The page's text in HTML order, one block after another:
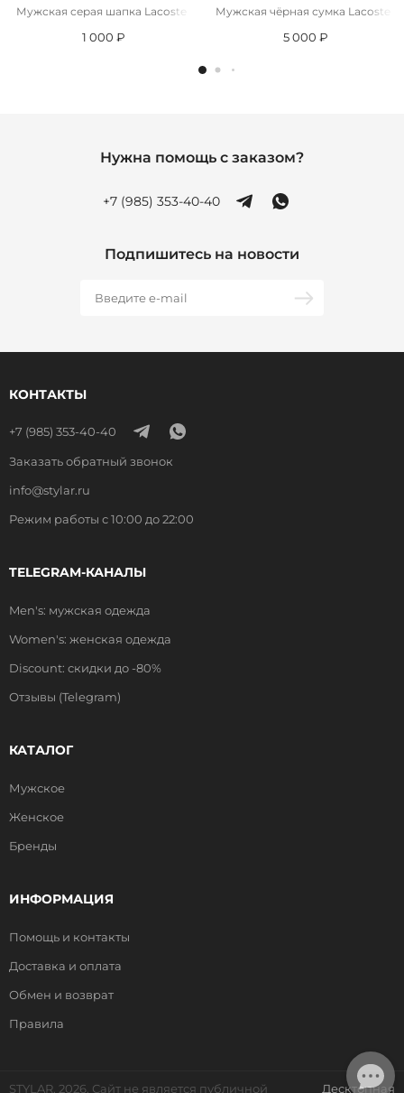
Мужская серая шапка Lacoste
1 000 ₽
Мужская чёрная сумка Lacoste
5 000 ₽
Нужна помощь с заказом?
+7 (985) 353-40-40
Подпишитесь на новости
КОНТАКТЫ
+7 (985) 353-40-40
Заказать обратный звонок
info@stylar.ru
Режим работы с 10:00 до 22:00
TELEGRAM-КАНАЛЫ
Men's: мужская одежда
Women's: женская одежда
Discount: скидки до -80%
Отзывы (Telegram)
КАТАЛОГ
Мужское
Женское
Бренды
ИНФОРМАЦИЯ
Помощь и контакты
Доставка и оплата
Обмен и возврат
Правила
STYLAR, 2026. Сайт не является публичной Десктопная